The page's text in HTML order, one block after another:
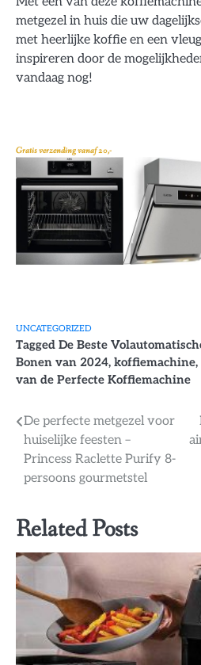
metgezel in huis die uw
met heerlijke koffie en een
inspireren door de
vandaag nog!
Gratis verzending vanaf 20,-
UNCATEGORIZED
Tagged De Beste
Bonen van 2024, koffiemachine,
van de Perfecte Koffiemachine
Bericht
navigatie
De perfecte metgezel voor
huiselijke feesten –
Princess Raclette Purify 8-
persoons gourmetstel
Related Posts